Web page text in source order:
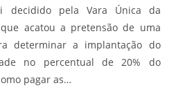
decidido pela Vara Única da
acatou a pretensão de uma
determinar a implantação do
no percentual de 20% do
pagar as…